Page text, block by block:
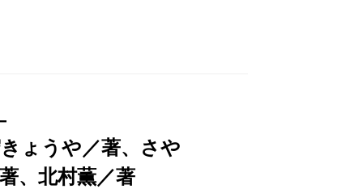
ょうや／著、さや
、北村薫／著